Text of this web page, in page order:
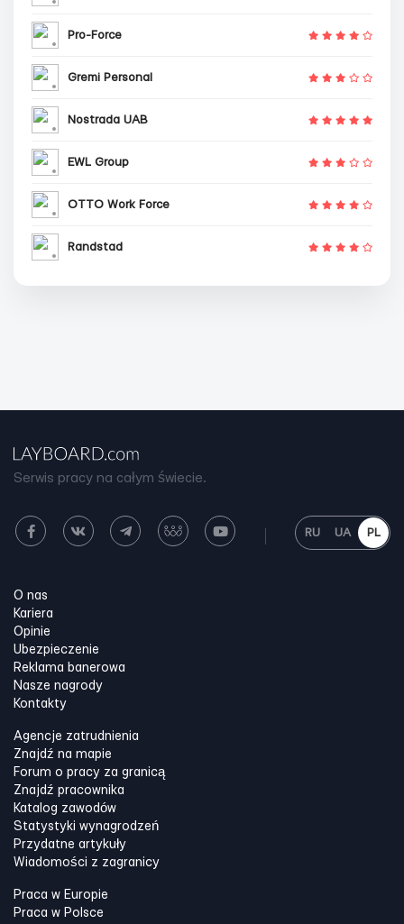
Pro-Force
Gremi Personal
Nostrada UAB
EWL Group
OTTO Work Force
Randstad
Serwis pracy na całym świecie.
RU UA PL
O nas
Kariera
Opinie
Ubezpieczenie
Reklama banerowa
Nasze nagrody
Kontakty
Agencje zatrudnienia
Znajdź na mapie
Forum o pracy za granicą
Znajdź pracownika
Katalog zawodów
Statystyki wynagrodzeń
Przydatne artykuły
Wiadomości z zagranicy
Praca w Europie
Praca w Polsce